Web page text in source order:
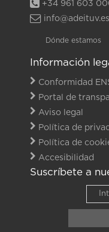
+34 961 603
info@adeituv.es
Dónde estamos
Información
Conformidad
Portal de
Aviso legal
Política de
Política de
Accesibilidad
Suscríbete a